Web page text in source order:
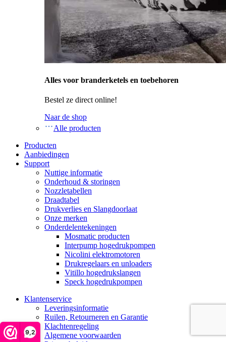
9,2
Alles voor branderketels en toebehoren
Bestel ze direct online!
Naar de shop
Alle producten
Producten
Aanbiedingen
Support
Nuttige informatie
Onderhoud & storingen
Nozzletabellen
Draadtabel
Drukverlies en Slangdoorlaat
Onze merken
Onderdelentekeningen
Mosmatic producten
Interpump hogedrukpompen
Nicolini elektromotoren
Drukregelaars en unloaders
Vitillo hogedrukslangen
Speck hogedrukpompen
Klantenservice
Leveringsinformatie
Ruilen, Retourneren en Garantie
Klachtenregeling
Algemene voorwaarden